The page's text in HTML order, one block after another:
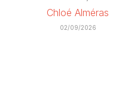
Chloé Alméras
02/09/2026